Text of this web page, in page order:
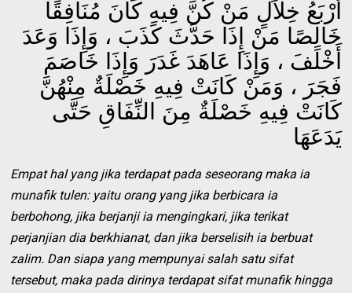
أَرْبَعُ خِلاَلٍ مَنْ كُنَّ فِيهِ كَانَ مُنَافِقًا
خَالِصًا مَنْ إِذَا حَدَّثَ كَذَبَ ، وَإِذَا وَعَدَ
أَخْلَفَ ، وَإِذَا عَاهَدَ غَدَرَ وَإِذَا خَاصَمَ
فَجَرَ ، وَمَنْ كَانَتْ فِيهِ خَصْلَةٌ مِنْهُنَّ
كَانَتْ فِيهِ خَصْلَةٌ مِنَ النِّفَاقِ حَتَّى
يَدَعَهَا
Empat hal yang jika terdapat pada seseorang maka ia
munafik tulen: yaitu orang yang jika berbicara ia
berbohong, jika berjanji ia mengingkari, jika terikat
perjanjian dia berkhianat, dan jika berselisih ia berbuat
zalim. Dan siapa yang mempunyai salah satu sifat
tersebut, maka pada dirinya terdapat sifat munafik hingga